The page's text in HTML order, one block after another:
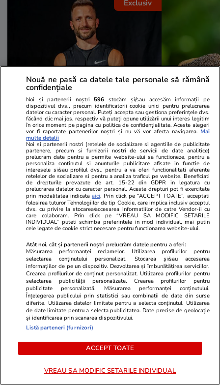
Exclusiv
Sănătate și Fitness 16:39
Sfaturi de nutriție de la Răzvan
Șindelaru, campion la fitness și
culturism: „Amânarea devine o
formă de autoamăgire”
Lifestyle
Ulei de
beneficii are
Tehnologie 13 iul.
condiționat – greșeli frecvente
15 iul.
Ce trebuie să conţină în 2026
kitul de siguranţă auto
Nouă ne pasă ca datele tale personale să rămână
confidențiale
Noi și partenerii noștri 596 stocăm și/sau accesăm informații pe
dispozitivul dvs., precum identificatorii cookie unici pentru prelucrarea
datelor cu caracter personal. Puteți accepta sau gestiona preferințele dvs.
făcând clic mai jos, respectiv vă puteți opune utilizării unui interes legitim
în orice moment pe pagina cu politica de confidențialitate. Aceste alegeri
vor fi raportate partenerilor noștri și nu vă vor afecta navigarea. Mai
multe detalii
Noi si partenerii nostri (retelele de socializare si agentiile de publicitate
partenere, precum si furnizorii nostri de servicii de date analitice)
prelucram date pentru a permite website-ului sa functioneze, pentru a
personaliza continutul si anunturile publicitare afisate in functie de
interesele si/sau profilul dvs., pentru a va oferi functionalitati aferente
retelelor de socializare si pentru a analiza traficul pe website. Beneficiati
de drepturile prevazute de art. 15-22 din GDPR in legatura cu
prelucrarea datelor cu caracter personal. Aceste drepturi pot fi exercitate
prin modalitatea indicataaici. Prin click pe “ACCEPT TOATE”, acceptati
folosirea tuturor Tehnologiilor de tip Cookie, care implica inclusiv acceptul
dvs. cu privire la stocarea/accesarea informatiilor de catre Vendor-ii cu
care colaboram. Prin click pe “VREAU SA MODIFIC SETARILE
INDIVIDUAL” puteti schimba preferintele in mod individual, mai putin
cele legate de cookie strict necesare pentru functionarea website-ului.
Atât noi, cât și partenerii noștri prelucrăm datele pentru a oferi:
Măsurarea performanței reclamelor. Utilizarea profilurilor pentru
selectarea conținutului personalizat. Stocarea și/sau accesarea
informațiilor de pe un dispozitiv. Dezvoltarea și îmbunătățirea serviciilor.
Crearea profilurilor de conținut personalizat. Utilizarea profilurilor pentru
selectarea publicității personalizate. Crearea profilurilor pentru
publicitate personalizată. Măsurarea performanței conținutului.
Înțelegerea publicului prin statistici sau combinații de date din surse
diferite. Utilizarea datelor limitate pentru a selecta conținutul. Utilizarea
de date limitate pentru a selecta publicitatea. Date precise de geolocație
și identificarea prin scanarea dispozitivului.
Listă parteneri (furnizori)
ACCEPT TOATE
VREAU SA MODIFIC SETARILE INDIVIDUAL